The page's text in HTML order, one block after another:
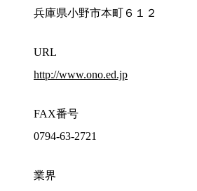
兵庫県小野市本町６１２
URL
http://www.ono.ed.jp
FAX番号
0794-63-2721
業界